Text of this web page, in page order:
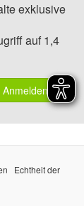
exklusive
auf 1,4
Anmelden
Echtheit der